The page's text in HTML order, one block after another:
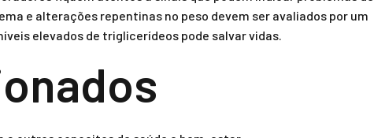
e alterações repentinas no peso devem ser avaliados por um
elevados de triglicerídeos pode salvar vidas.